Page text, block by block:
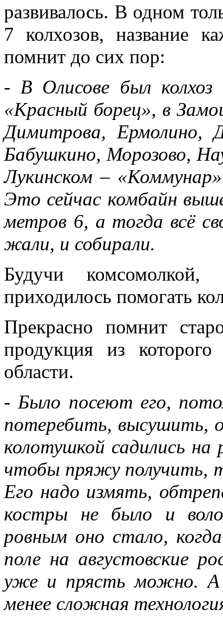
развивалось. В одном
7 колхозов, название
помнит до сих пор:
- В Олисове был
«Красный борец», в
Димитрова, Ермолино,
Бабушкино, Морозово,
Лукинском –
Это сейчас комбайн
метров 6, а тогда всё
жали, и собирали.
Будучи комсомолкой,
приходилось помогать
Прекрасно помнит
продукция из
области.
- Было посеют его,
потеребить, высушить,
колотушкой садились
чтобы пряжу получить,
Его надо измять,
костры не было и
ровным оно стало,
поле на августовские
уже и прясть можно. А
менее сложная